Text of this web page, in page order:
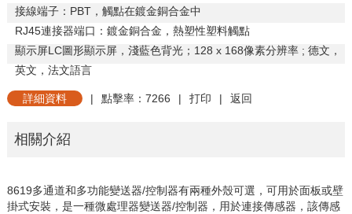
接線端子： PBT，觸點在鍍金銅合金中
RJ45連接器端口：鍍金銅合金，熱塑性塑料觸點
顯示屏LC圖形顯示屏，淺藍色背光； 128 x 168像素分辨率 ; 德文，
英文，法文語言
詳細資料 | 點擊率：7266 | 打印 | 返回
相關介紹
8619多通道和多功能變送器/控制器有兩種外殼可選，可用於面板或壁
掛式安裝，是一種微處理器變送器/控制器，用於連接傳感器，該傳感